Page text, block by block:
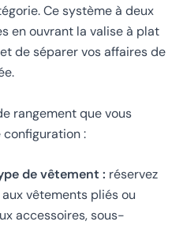
Ce système à deux
en ouvrant la valise à plat
de séparer vos affaires de
rangement que vous
:
de vêtement : réservez
vêtements pliés ou
accessoires, sous-